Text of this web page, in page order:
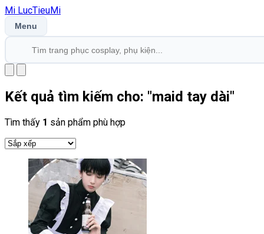
Mi LucTieuMi
Menu
Kết quả tìm kiếm cho: "maid tay dài"
Tìm thấy 1 sản phẩm phù hợp